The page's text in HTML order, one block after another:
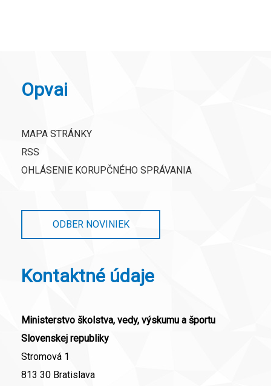
Opvai
MAPA STRÁNKY
RSS
OHLÁSENIE KORUPČNÉHO SPRÁVANIA
ODBER NOVINIEK
Kontaktné údaje
Ministerstvo školstva, vedy, výskumu a športu
Slovenskej republiky
Stromová 1
813 30 Bratislava